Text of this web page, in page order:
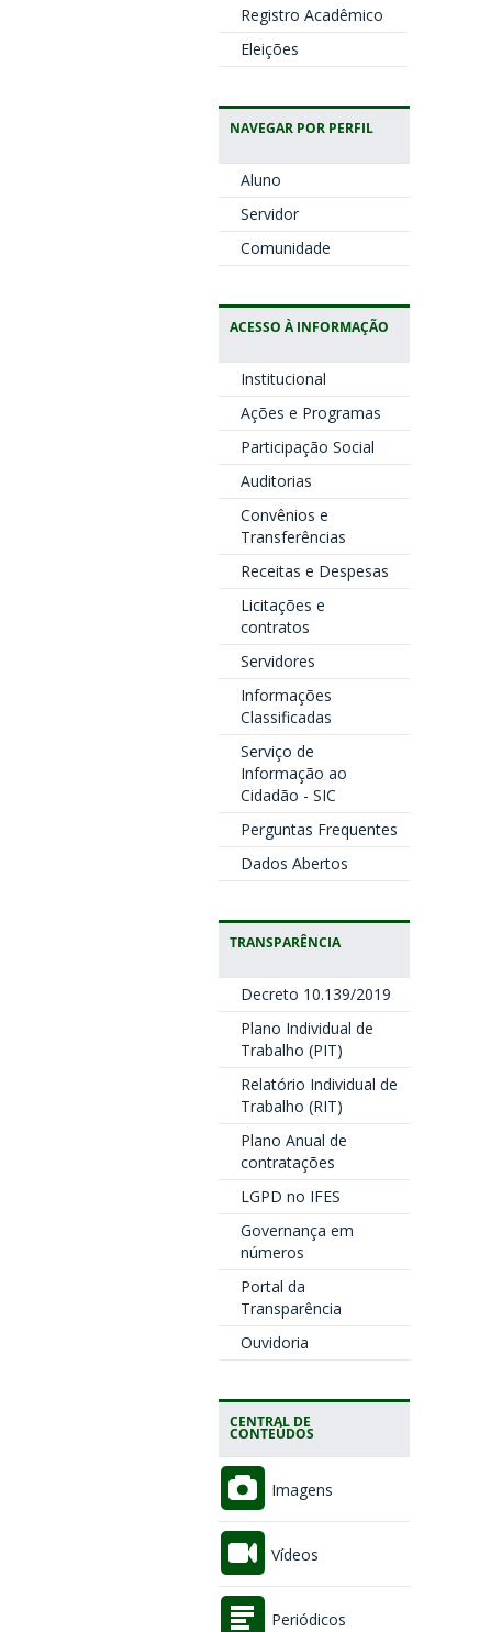
Registro Acadêmico
Eleições
NAVEGAR POR PERFIL
Aluno
Servidor
Comunidade
ACESSO À INFORMAÇÃO
Institucional
Ações e Programas
Participação Social
Auditorias
Convênios e
Transferências
Receitas e Despesas
Licitações e
contratos
Servidores
Informações
Classificadas
Serviço de
Informação ao
Cidadão - SIC
Perguntas Frequentes
Dados Abertos
TRANSPARÊNCIA
Decreto 10.139/2019
Plano Individual de
Trabalho (PIT)
Relatório Individual de
Trabalho (RIT)
Plano Anual de
contratações
LGPD no IFES
Governança em
números
Portal da
Transparência
Ouvidoria
CENTRAL DE
CONTEÚDOS
Imagens
Vídeos
Periódicos